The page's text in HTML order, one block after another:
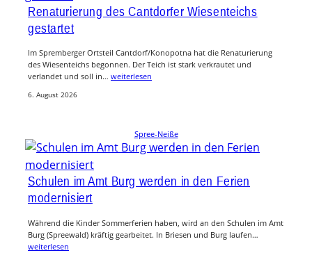
Renaturierung des Cantdorfer Wiesenteichs
gestartet
Im Spremberger Ortsteil Cantdorf/Konopotna hat die Renaturierung
des Wiesenteichs begonnen. Der Teich ist stark verkrautet und
verlandet und soll in… weiterlesen
6. August 2026
Spree-Neiße
Schulen im Amt Burg werden in den Ferien
modernisiert
Während die Kinder Sommerferien haben, wird an den Schulen im Amt
Burg (Spreewald) kräftig gearbeitet. In Briesen und Burg laufen…
weiterlesen